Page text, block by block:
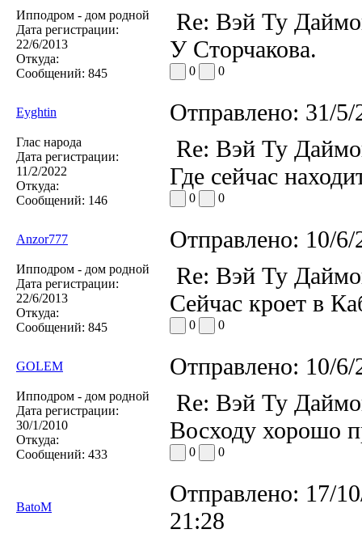
Ипподром - дом родной
Дата регистрации:
22/6/2013
Откуда:
Сообщений: 845
Re: Вэй Ту
У Сторчакова.
0 0
Eyghtin Отправлено: 31/
Глас народа
Дата регистрации:
11/2/2022
Откуда:
Сообщений: 146
Re: Вэй Ту
Где сейчас
0 0
Anzor777 Отправлено: 10/
Ипподром - дом родной
Дата регистрации:
22/6/2013
Откуда:
Сообщений: 845
Re: Вэй Ту
Сейчас кроет в
0 0
GOLEM Отправлено: 10/
Ипподром - дом родной
Дата регистрации:
30/1/2010
Откуда:
Сообщений: 433
Re: Вэй Ту
Восходу хорошо
0 0
BatoM
Отправлено: 17/
21:28